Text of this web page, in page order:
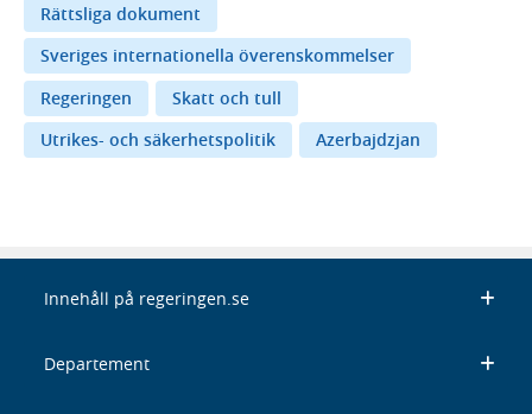
Rättsliga dokument
Sveriges internationella överenskommelser
Regeringen
Skatt och tull
Utrikes- och säkerhetspolitik
Azerbajdzjan
Innehåll på regeringen.se
Departement